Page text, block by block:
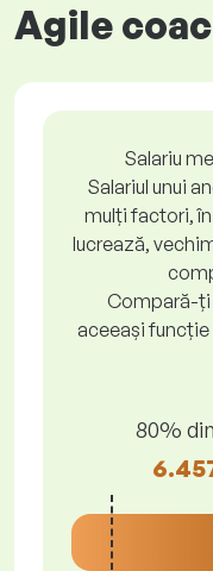
Agile
Salariu
Salariul unui
mulți factori,
lucrează,
Compară-ți
aceeași funcție
80%